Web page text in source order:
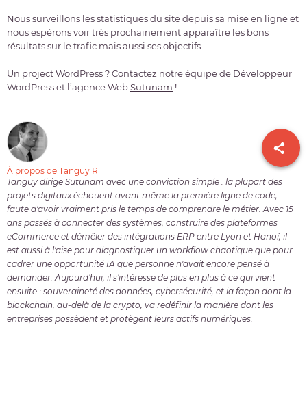
Nous surveillons les statistiques du site depuis sa mise en ligne et
nous espérons voir très prochainement apparaître les bons
résultats sur le trafic mais aussi ses objectifs.
Un project WordPress ? Contactez notre équipe de Développeur
WordPress et l’agence WebSutunam !
À propos de Tanguy R
Tanguy dirige Sutunam avec une conviction simple : la plupart des
projets digitaux échouent avant même la première ligne de code,
faute d'avoir vraiment pris le temps de comprendre le métier. Avec 15
ans passés à connecter des systèmes, construire des plateformes
eCommerce et démêler des intégrations ERP entre Lyon et Hanoï, il
est aussi à l'aise pour diagnostiquer un workflow chaotique que pour
cadrer une opportunité IA que personne n'avait encore pensé à
demander. Aujourd'hui, il s'intéresse de plus en plus à ce qui vient
ensuite : souveraineté des données, cybersécurité, et la façon dont la
blockchain, au-delà de la crypto, va redéfinir la manière dont les
entreprises possèdent et protègent leurs actifs numériques.